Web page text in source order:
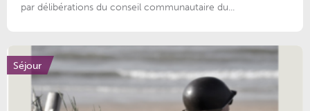
par délibérations du conseil communautaire du...
Séjour